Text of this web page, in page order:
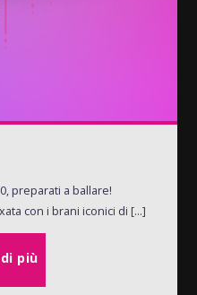
preparati a ballare!
con i brani iconici di [...]
più